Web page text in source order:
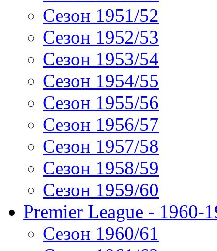
Сезон 1951/52
Сезон 1952/53
Сезон 1953/54
Сезон 1954/55
Сезон 1955/56
Сезон 1956/57
Сезон 1957/58
Сезон 1958/59
Сезон 1959/60
Premier League - 1960-
Сезон 1960/61